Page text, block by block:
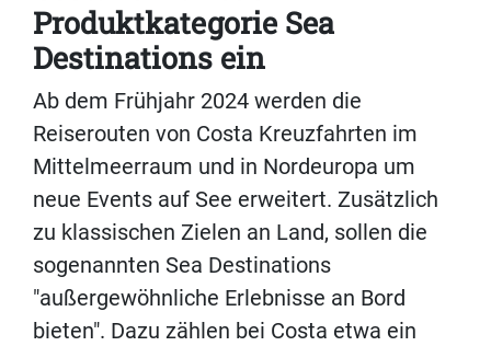
Produktkategorie Sea
Destinations ein
Ab dem Frühjahr 2024 werden die
Reiserouten von Costa Kreuzfahrten im
Mittelmeerraum und in Nordeuropa um
neue Events auf See erweitert. Zusätzlich
zu klassischen Zielen an Land, sollen die
sogenannten Sea Destinations
"außergewöhnliche Erlebnisse an Bord
bieten". Dazu zählen bei Costa etwa ein